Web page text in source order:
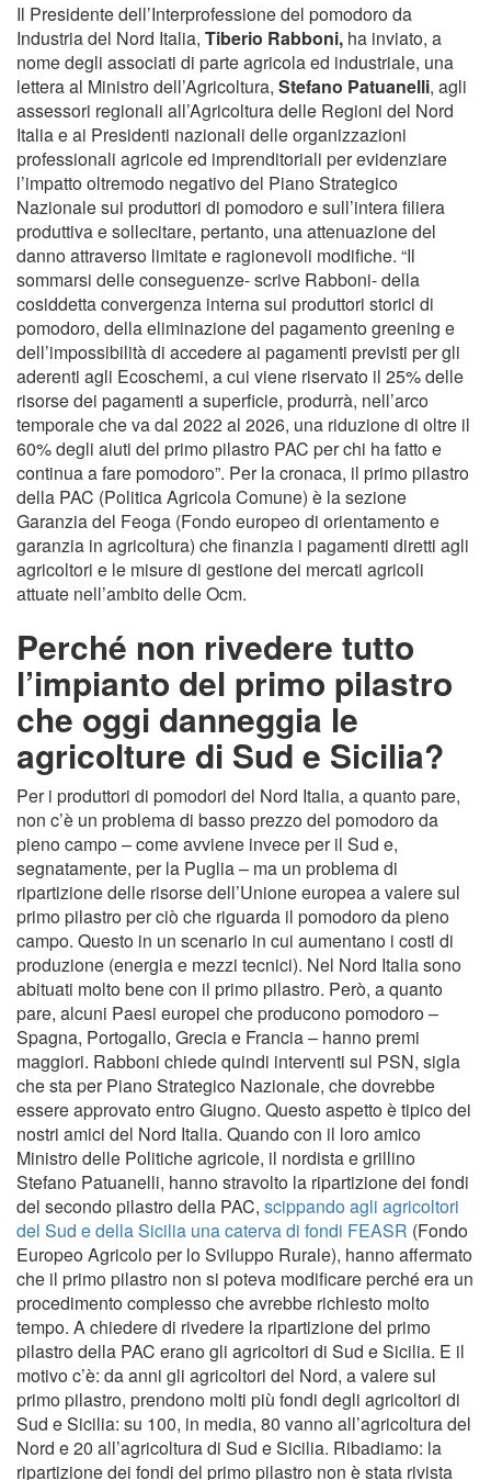
Il Presidente dell’Interprofessione del pomodoro da
Industria del Nord Italia, Tiberio Rabboni, ha inviato, a
nome degli associati di parte agricola ed industriale, una
lettera al Ministro dell’Agricoltura, Stefano Patuanelli, agli
assessori regionali all’Agricoltura delle Regioni del Nord
Italia e ai Presidenti nazionali delle organizzazioni
professionali agricole ed imprenditoriali per evidenziare
l’impatto oltremodo negativo del Piano Strategico
Nazionale sui produttori di pomodoro e sull’intera filiera
produttiva e sollecitare, pertanto, una attenuazione del
danno attraverso limitate e ragionevoli modifiche. “Il
sommarsi delle conseguenze- scrive Rabboni- della
cosiddetta convergenza interna sui produttori storici di
pomodoro, della eliminazione del pagamento greening e
dell’impossibilità di accedere ai pagamenti previsti per gli
aderenti agli Ecoschemi, a cui viene riservato il 25% delle
risorse dei pagamenti a superficie, produrrà, nell’arco
temporale che va dal 2022 al 2026, una riduzione di oltre il
60% degli aiuti del primo pilastro PAC per chi ha fatto e
continua a fare pomodoro”. Per la cronaca, il primo pilastro
della PAC (Politica Agricola Comune) è la sezione
Garanzia del Feoga (Fondo europeo di orientamento e
garanzia in agricoltura) che finanzia i pagamenti diretti agli
agricoltori e le misure di gestione dei mercati agricoli
attuate nell’ambito delle Ocm.
Perché non rivedere tutto
l’impianto del primo pilastro
che oggi danneggia le
agricolture di Sud e Sicilia?
Per i produttori di pomodori del Nord Italia, a quanto pare,
non c’è un problema di basso prezzo del pomodoro da
pieno campo – come avviene invece per il Sud e,
segnatamente, per la Puglia – ma un problema di
ripartizione delle risorse dell’Unione europea a valere sul
primo pilastro per ciò che riguarda il pomodoro da pieno
campo. Questo in un scenario in cui aumentano i costi di
produzione (energia e mezzi tecnici). Nel Nord Italia sono
abituati molto bene con il primo pilastro. Però, a quanto
pare, alcuni Paesi europei che producono pomodoro –
Spagna, Portogallo, Grecia e Francia – hanno premi
maggiori. Rabboni chiede quindi interventi sul PSN, sigla
che sta per Piano Strategico Nazionale, che dovrebbe
essere approvato entro Giugno. Questo aspetto è tipico dei
nostri amici del Nord Italia. Quando con il loro amico
Ministro delle Politiche agricole, il nordista e grillino
Stefano Patuanelli, hanno stravolto la ripartizione dei fondi
del secondo pilastro della PAC, scippando agli agricoltori
del Sud e della Sicilia una caterva di fondi FEASR (Fondo
Europeo Agricolo per lo Sviluppo Rurale), hanno affermato
che il primo pilastro non si poteva modificare perché era un
procedimento complesso che avrebbe richiesto molto
tempo. A chiedere di rivedere la ripartizione del primo
pilastro della PAC erano gli agricoltori di Sud e Sicilia. E il
motivo c’è: da anni gli agricoltori del Nord, a valere sul
primo pilastro, prendono molti più fondi degli agricoltori di
Sud e Sicilia: su 100, in media, 80 vanno all’agricoltura del
Nord e 20 all’agricoltura di Sud e Sicilia. Ribadiamo: la
ripartizione dei fondi del primo pilastro non è stata rivista